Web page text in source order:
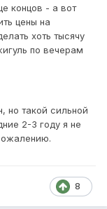
концов - а вот
цены на
хоть тысячу
по вечерам
но такой сильной
2-3 году я не
8